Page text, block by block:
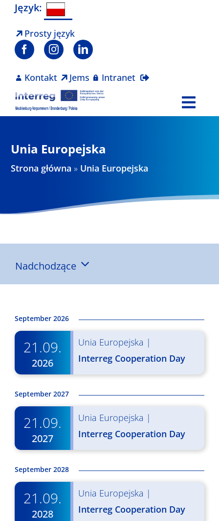
Skip
content
Język:
Prosty język
Kontakt Jems Intranet
Projekty
Unia Europejska
Strona główna » Unia Europejska
Nadchodzące
Wybierz
September 2026
21.09.
2026
Unia Europejska |
Interreg Cooperation Day
September 2027
21.09.
2027
Unia Europejska |
Interreg Cooperation Day
September 2028
21.09.
2028
Unia Europejska |
Interreg Cooperation Day